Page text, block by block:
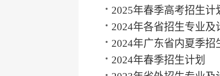
2025年春季高考招生计
2024年各省招生专业及
2024年广东省内夏季招
2024年春季招生计划